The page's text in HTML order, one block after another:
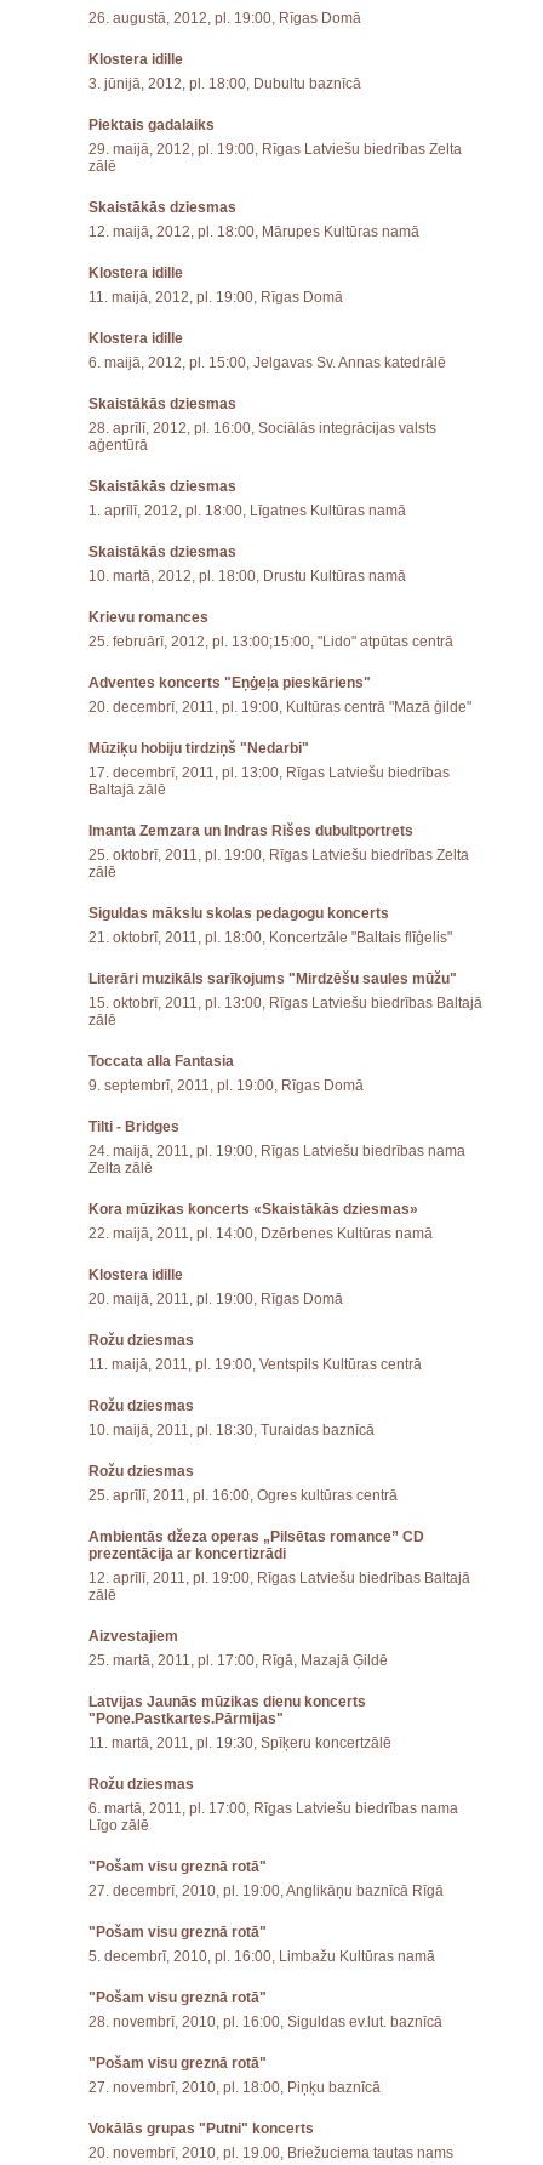
26. augustā, 2012, pl. 19:00, Rīgas Domā
Klostera idille
3. jūnijā, 2012, pl. 18:00, Dubultu baznīcā
Piektais gadalaiks
29. maijā, 2012, pl. 19:00, Rīgas Latviešu biedrības Zelta
zālē
Skaistākās dziesmas
12. maijā, 2012, pl. 18:00, Mārupes Kultūras namā
Klostera idille
11. maijā, 2012, pl. 19:00, Rīgas Domā
Klostera idille
6. maijā, 2012, pl. 15:00, Jelgavas Sv. Annas katedrālē
Skaistākās dziesmas
28. aprīlī, 2012, pl. 16:00, Sociālās integrācijas valsts
aģentūrā
Skaistākās dziesmas
1. aprīlī, 2012, pl. 18:00, Līgatnes Kultūras namā
Skaistākās dziesmas
10. martā, 2012, pl. 18:00, Drustu Kultūras namā
Krievu romances
25. februārī, 2012, pl. 13:00;15:00, "Lido" atpūtas centrā
Adventes koncerts "Eņģeļa pieskāriens"
20. decembrī, 2011, pl. 19:00, Kultūras centrā "Mazā ģilde"
Mūziķu hobiju tirdziņš "Nedarbi"
17. decembrī, 2011, pl. 13:00, Rīgas Latviešu biedrības
Baltajā zālē
Imanta Zemzara un Indras Rišes dubultportrets
25. oktobrī, 2011, pl. 19:00, Rīgas Latviešu biedrības Zelta
zālē
Siguldas mākslu skolas pedagogu koncerts
21. oktobrī, 2011, pl. 18:00, Koncertzāle "Baltais flīģelis"
Literāri muzikāls sarīkojums "Mirdzēšu saules mūžu"
15. oktobrī, 2011, pl. 13:00, Rīgas Latviešu biedrības Baltajā
zālē
Toccata alla Fantasia
9. septembrī, 2011, pl. 19:00, Rīgas Domā
Tilti - Bridges
24. maijā, 2011, pl. 19:00, Rīgas Latviešu biedrības nama
Zelta zālē
Kora mūzikas koncerts «Skaistākās dziesmas»
22. maijā, 2011, pl. 14:00, Dzērbenes Kultūras namā
Klostera idille
20. maijā, 2011, pl. 19:00, Rīgas Domā
Rožu dziesmas
11. maijā, 2011, pl. 19:00, Ventspils Kultūras centrā
Rožu dziesmas
10. maijā, 2011, pl. 18:30, Turaidas baznīcā
Rožu dziesmas
25. aprīlī, 2011, pl. 16:00, Ogres kultūras centrā
Ambientās džeza operas „Pilsētas romance” CD
prezentācija ar koncertizrādi
12. aprīlī, 2011, pl. 19:00, Rīgas Latviešu biedrības Baltajā
zālē
Aizvestajiem
25. martā, 2011, pl. 17:00, Rīgā, Mazajā Ģildē
Latvijas Jaunās mūzikas dienu koncerts
"Pone.Pastkartes.Pārmijas"
11. martā, 2011, pl. 19:30, Spīķeru koncertzālē
Rožu dziesmas
6. martā, 2011, pl. 17:00, Rīgas Latviešu biedrības nama
Līgo zālē
"Pošam visu greznā rotā"
27. decembrī, 2010, pl. 19:00, Anglikāņu baznīcā Rīgā
"Pošam visu greznā rotā"
5. decembrī, 2010, pl. 16:00, Limbažu Kultūras namā
"Pošam visu greznā rotā"
28. novembrī, 2010, pl. 16:00, Siguldas ev.lut. baznīcā
"Pošam visu greznā rotā"
27. novembrī, 2010, pl. 18:00, Piņķu baznīcā
Vokālās grupas "Putni" koncerts
20. novembrī, 2010, pl. 19.00, Briežuciema tautas nams